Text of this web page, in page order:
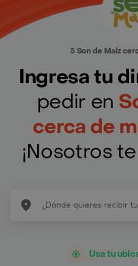
5 Son de Maiz
Ingresa tu
pedir en
cerca de
¡Nosotros
Usa tu